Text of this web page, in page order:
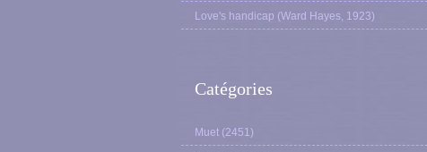
Love's handicap (Ward Hayes, 1923)
Catégories
Muet (2451)